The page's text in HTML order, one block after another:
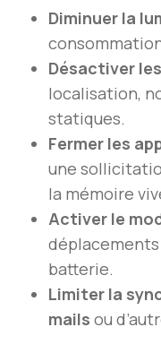
Diminuer la
Désactiver
localisation,
statiques.
Fermer les
une
la mémoire
Activer le
déplacements
batterie.
Limiter la
mails ou